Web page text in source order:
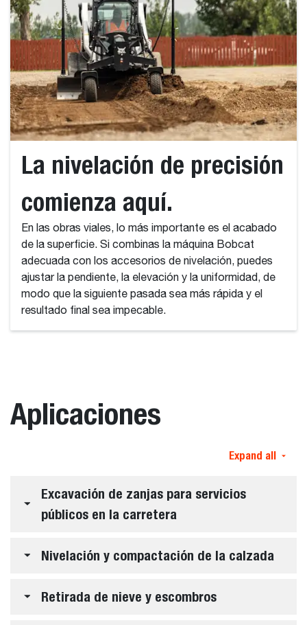
La nivelación de precisión
comienza aquí.
En las obras viales, lo más importante es el acabado
de la superficie. Si combinas la máquina Bobcat
adecuada con los accesorios de nivelación, puedes
ajustar la pendiente, la elevación y la uniformidad, de
modo que la siguiente pasada sea más rápida y el
resultado final sea impecable.
Aplicaciones
Expand all
Excavación de zanjas para servicios
públicos en la carretera
Nivelación y compactación de la calzada
Retirada de nieve y escombros